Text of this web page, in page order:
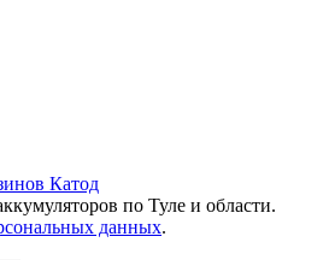
Катод
по Туле и области.
данных.